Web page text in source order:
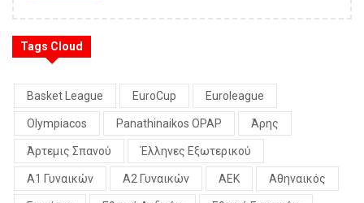
Tags Cloud
Basket League EuroCup Euroleague
Olympiacos Panathinaikos OPAP Άρης
Άρτεμις Σπανού Έλληνες Εξωτερικού
Α1 Γυναικών Α2 Γυναικών ΑΕΚ Αθηναικός